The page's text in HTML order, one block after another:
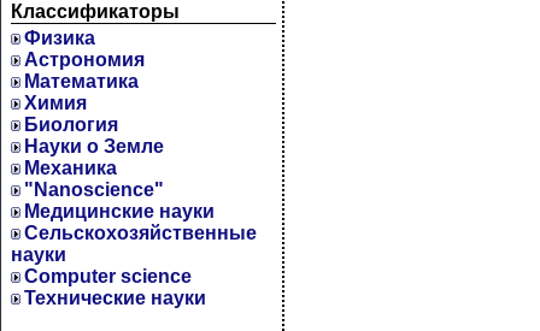
Классификаторы
Физика
Астрономия
Математика
Химия
Биология
Науки о Земле
Механика
"Nanoscience"
Медицинские науки
Сельскохозяйственные
науки
Computer science
Технические науки